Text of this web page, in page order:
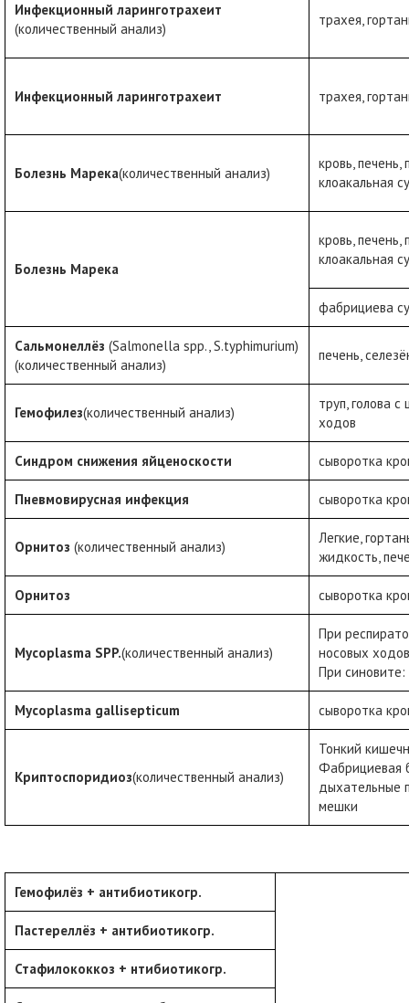
Инфекционный ларинготрахеит
(количественный анализ)
трахея,
Инфекционный ларинготрахеит трахея,
Болезнь Марека(количественный анализ)
кровь, печень,
клоакальная
Болезнь Марека
кровь, печень,
клоакальная
фабрициева
Сальмонеллёз (Salmonella spp., S.typhimurium)
(количественный анализ)
печень,
Гемофилез(количественный анализ)
труп, голова
ходов
Синдром снижения яйценоскости сыворотка
Пневмовирусная инфекция сыворотка
Орнитоз (количественный анализ)
Легкие,
жидкость,
Орнитоз сыворотка
Mycoplasma SPP.(количественный анализ)
При
носовых
При
Mycoplasma gallisepticum сыворотка
Криптоспоридиоз(количественный анализ)
Тонкий
Фабрициевая
дыхательные
мешки
Гемофилёз + антибиотикогр.
Пастереллёз + антибиотикогр.
Стафилококкоз + нтибиотикогр.